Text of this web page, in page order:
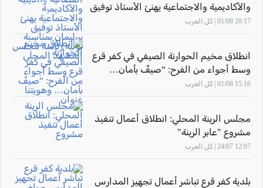
والأكاديمية والاجتماعية يهنئ الأستاذ توفيق
سليمان بمناسبة توليه رئاسة مجلس
20:17 01/08 | كل العرب
انطلاق مخيم الحوارنة الصيفي في كفر قرع
وسط أجواء من الفرح: “صيفٌ بأمان…
وهويتنا عنوان"
15:16 01/08 | كل العرب
مجلس الرينة المحلي: انطلاق أعمال تنفيذ
مشروع "عابر الرينة"
12:07 24/07 | كل العرب
بلدية كفر قرع تباشر أعمال تجهيز المدارس